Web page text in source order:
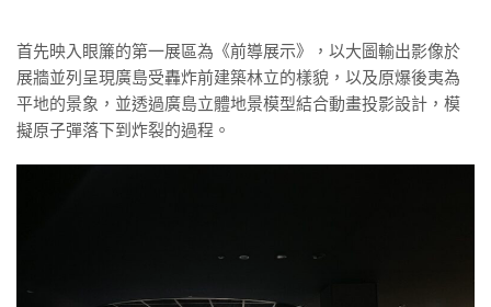
首先映入眼簾的第一展區為《前導展示》，以大圖輸出影像於
展牆並列呈現廣島受轟炸前建築林立的樣貌，以及原爆後夷為
平地的景象，並透過廣島立體地景模型結合動畫投影設計，模
擬原子彈落下到炸裂的過程。